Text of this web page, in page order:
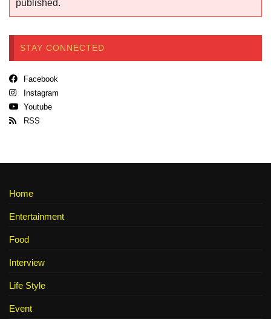
published.
STAY CONNECTED
Facebook
Instagram
Youtube
RSS
Home
Entertainment
Food
Interview
Life Style
Event